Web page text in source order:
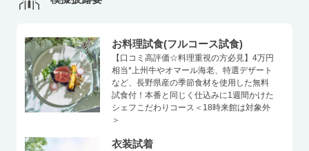
お料理試食(フルコース試食)
【口コミ高評価☆料理重視の方必見】4万円
相当*上州牛やオマール海老、特選デザート
など、長野県産の季節食材を使用した無料
試食付！本番と同じく仕込みに1週間かけた
シェフこだわりコース＜18時来館は対象外
＞
衣装試着